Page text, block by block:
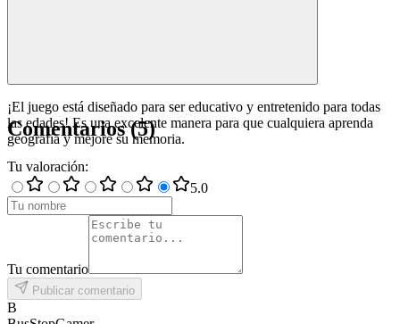
¡El juego está diseñado para ser educativo y entretenido para todas
las edades! Es una excelente manera para que cualquiera aprenda
geografía y mejore su memoria.
Comentarios(5)
Tu valoración:
5.0
Tu comentario
Publicar comentario
B